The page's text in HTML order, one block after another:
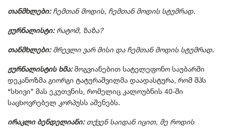
თანმხლები: ჩემთან მოდის, ჩემთან მოდის სტუმრად.
ჟურნალისტი: რატომ, ზაზა?
თანმხლები: მრევლი ვარ მისი და ჩემთან მოდის სტუმრად.
ჟურნალისტის ხმა: მოგვიანებით სატელეფონო საუბარში
დეკანოზმა გიორგი ტატურაშვილმა დაადასტურა, რომ შპს
“სხივი” მას ეკუთვნის, რომელიც კალოუბნის 40-ში
საცხოვრებელ კორპუსს აშენებს.
ირაკლი ბენდელიანი: თქვენ საიდან იცით, მე როდის